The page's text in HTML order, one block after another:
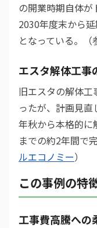
の開業時期自体
2030年度末から
となっている。（
エスタ解体工事
旧エスタの解体
ったが、計画見
年秋から本格的に
までの約2年間で
ルエコノミー）
この事例の特
工事費高騰への